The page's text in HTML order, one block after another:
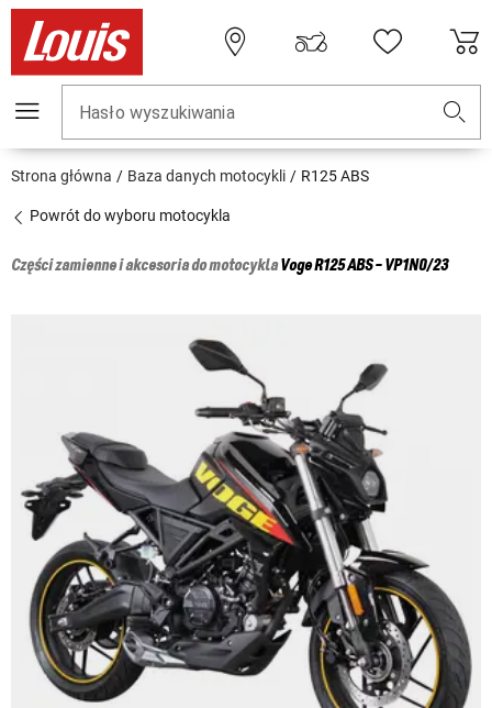
Hasło wyszukiwania
Strona główna Baza danych motocykli R125 ABS
Powrót do wyboru motocykla
Części zamienne i akcesoria do motocyklaVogeR125 ABS - VP1N0/23